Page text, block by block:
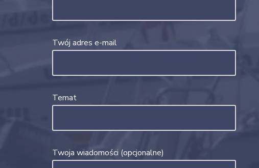
Twój adres e-mail
Temat
Twoja wiadomości (opcjonalne)